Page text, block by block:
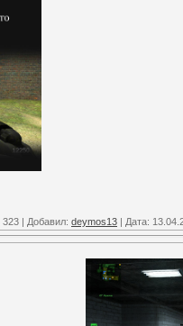
323 | Добавил: deymos13 | Дата: